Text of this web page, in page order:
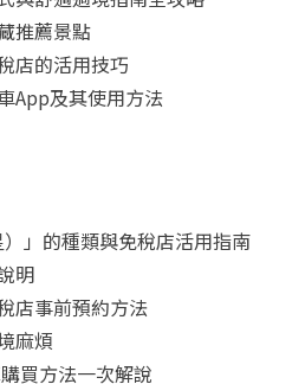
推薦景點
店的活用技巧
App及其使用方法
」的種類與免稅店活用指南
明
店事前預約方法
麻煩
買方法一次解說